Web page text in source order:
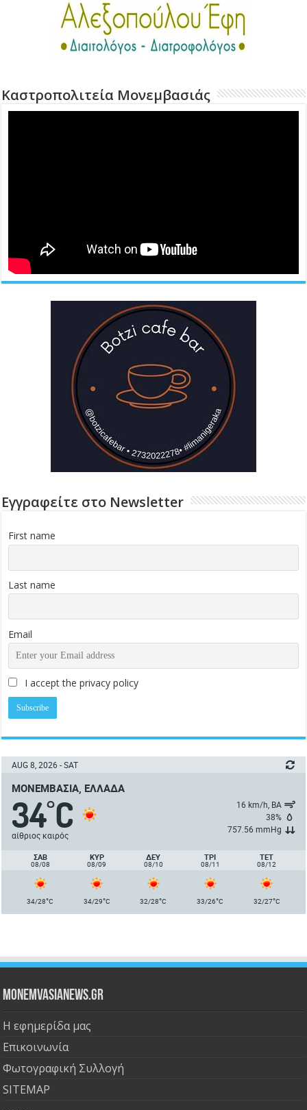
Καστροπολιτεία Μονεμβασιάς
Εγγραφείτε στο Newsletter
First name
Last name
Email
I accept the privacy policy
AUG 8, 2026 - SAT
ΜΟΝΕΜΒΑΣΙΆ, ΕΛΛΆΔΑ
34°C
αίθριος καιρός
16 km/h, ΒΑ
38%
757.56 mmHg
ΣΑΒ
08/08
ΚΥΡ
08/09
ΔΕΥ
08/10
ΤΡΙ
08/11
ΤΕΤ
08/12
34/28°C 34/29°C 32/28°C 33/26°C 32/27°C
Monemvasianews.gr
Η εφημερίδα μας
Επικοινωνία
Φωτογραφική Συλλογή
SITEMAP